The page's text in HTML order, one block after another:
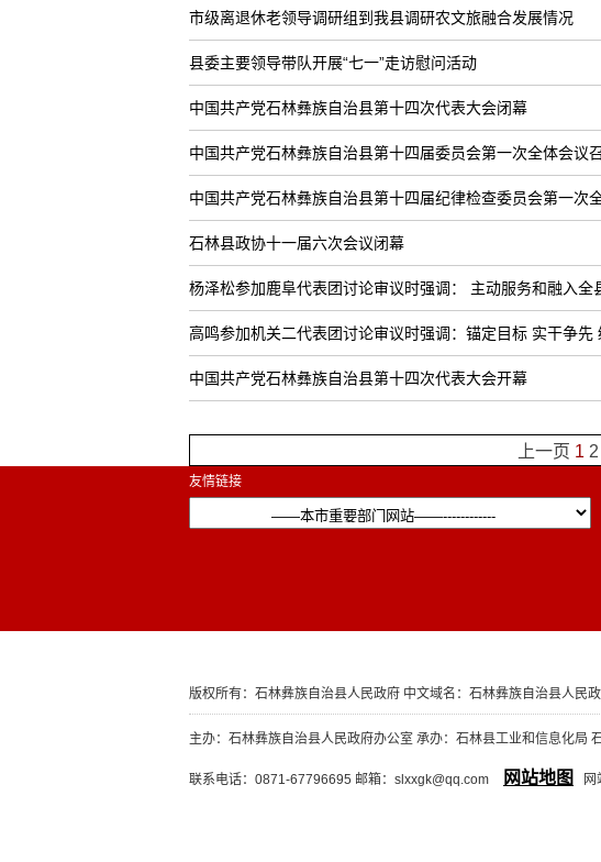
市级离退休老领导调研组到我县调研农文旅融合发展情况
县委主要领导带队开展“七一”走访慰问活动
中国共产党石林彝族自治县第十四次代表大会闭幕
中国共产党石林彝族自治县第十四届委员会第一次全体会议
中国共产党石林彝族自治县第十四届纪律检查委员会第一次
石林县政协十一届六次会议闭幕
杨泽松参加鹿阜代表团讨论审议时强调： 主动服务和融入
高鸣参加机关二代表团讨论审议时强调：锚定目标 实干争先
中国共产党石林彝族自治县第十四次代表大会开幕
上一页 1 2
友情链接
版权所有：石林彝族自治县人民政府 中文域名：石林彝族自治县人民
主办：石林彝族自治县人民政府办公室 承办：石林县工业和信息化局
联系电话：0871-67796695 邮箱：slxxgk@qq.com 网站地图 网